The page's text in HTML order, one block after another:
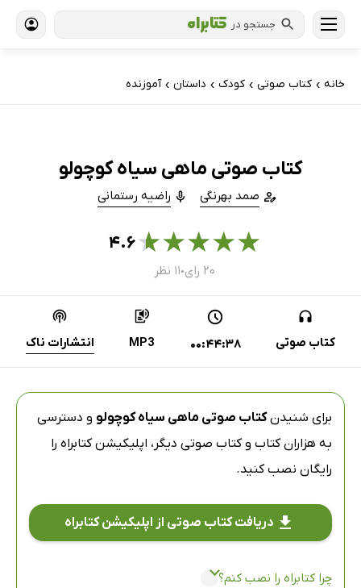
جستجو در
خانه › کتاب‌ صوتی › کودک › داستان › آموزنده
کتاب صوتی ماهی سیاه کوچولو
صمد بهرنگی راضیه رستمانی
★
★
★
★
★۴.۶
۲۰ رای ● ۱۱ نظر
کتاب صوتی 00:44:38
MP3 انتشارات ناک
برای شنیدنکتاب صوتی ماهی سیاه کوچولو و دسترسی
به هزاران کتاب و کتاب صوتی دیگر، اپلیکیشن کتابراه را
رایگان نصب کنید.
دریافت کتاب صوتی از اپلیکیشن کتابراه
چرا کتابراه را نصب کنم؟